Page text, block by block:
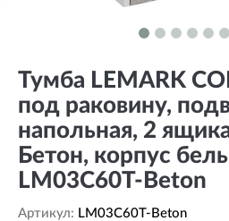
Тумба LEMARK
под раковину,
напольная, 2
Бетон, корпус
LM03C60T-Beton
Артикул: LM03C60T-Beton